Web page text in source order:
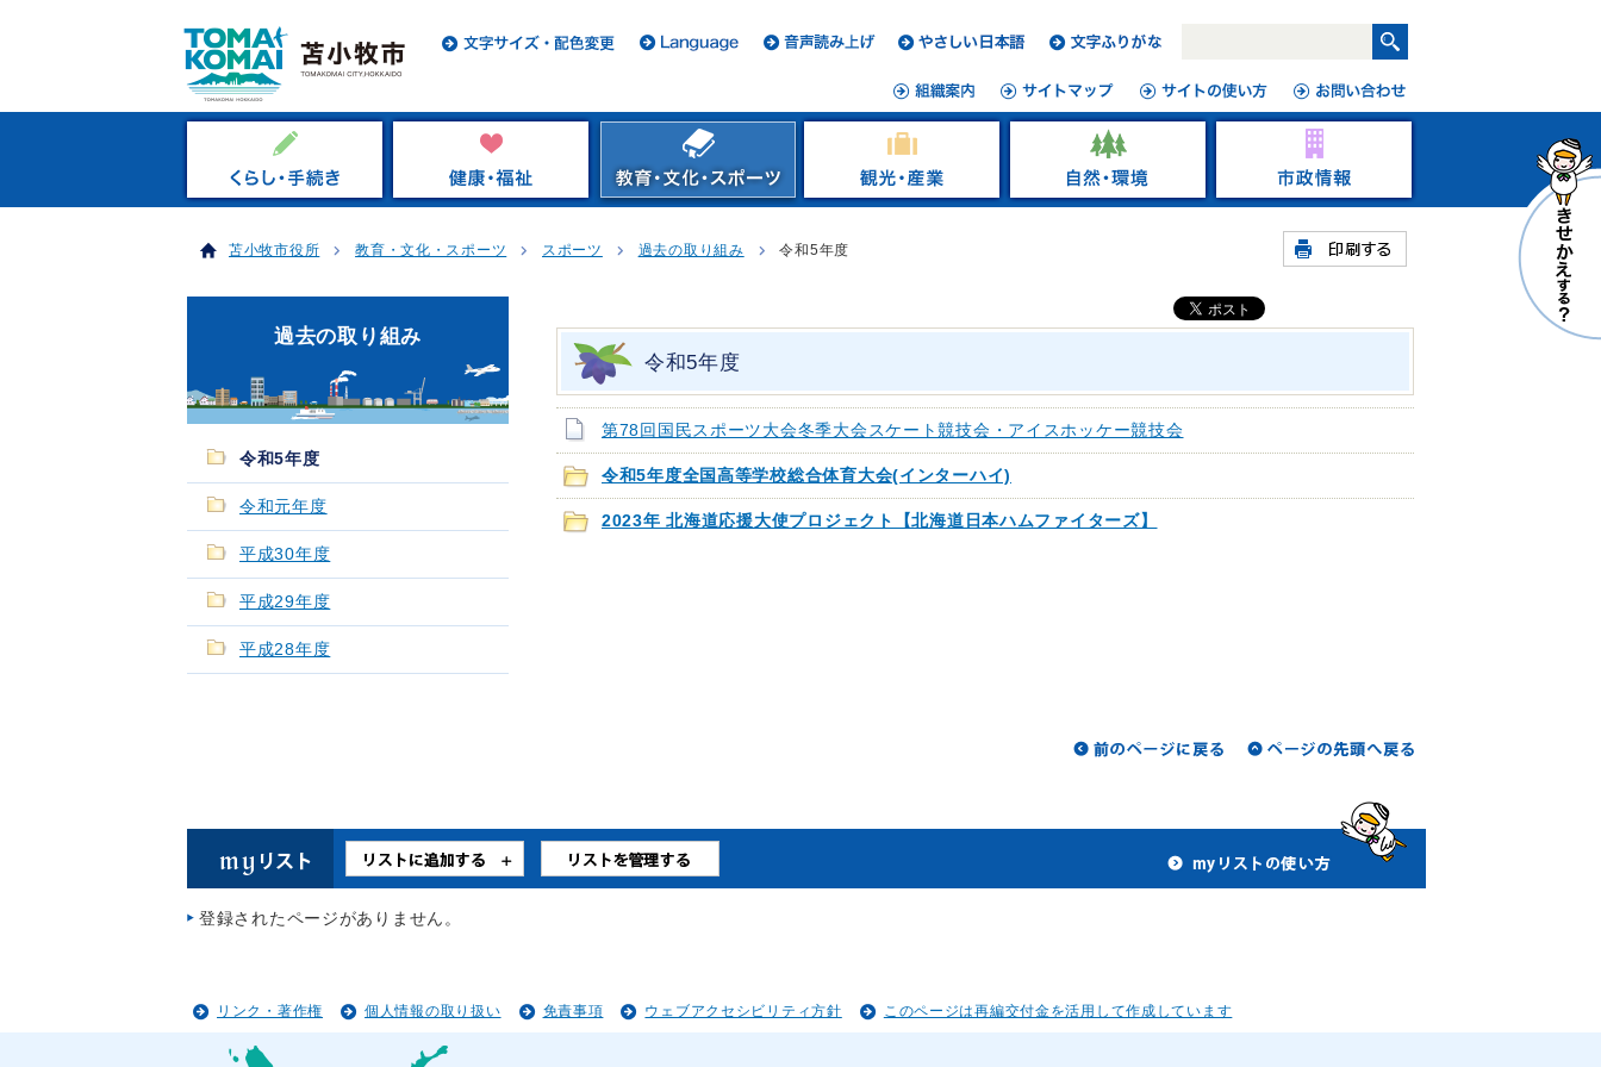
苫小牧市役所 教育・文化・スポーツ スポーツ 過去の取り組み 令和5年度
令和5年度
第78回国民スポーツ大会冬季大会スケート競技会・アイスホッケー競技会
令和5年度全国高等学校総合体育大会(インターハイ)
2023年 北海道応援大使プロジェクト【北海道日本ハムファイターズ】
過去の取り組み
令和5年度
令和元年度
平成30年度
平成29年度
平成28年度
登録されたページがありません。
リンク・著作権 個人情報の取り扱い 免責事項 ウェブアクセシビリティ方針 このページは再編交付金を活用して作成しています